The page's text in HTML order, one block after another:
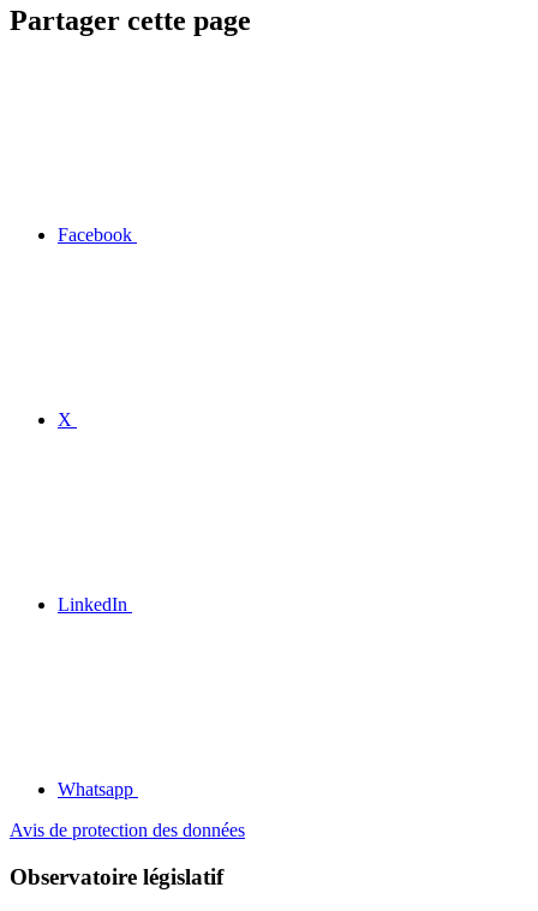
Partager cette page
Facebook
X
LinkedIn
Whatsapp
Avis de protection des données
Observatoire législatif